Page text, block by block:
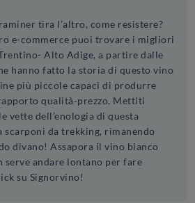
tira l’altro, come resistere?
e-commerce puoi trovare i migliori
Alto Adige, a partire dalle
hanno fatto la storia di questo vino
più piccole capaci di produrre
qualità-prezzo. Mettiti
vette dell’enologia di questa
scarponi da trekking, rimanendo
divano! Assapora il vino bianco
serve andare lontano per fare
su Signorvino!